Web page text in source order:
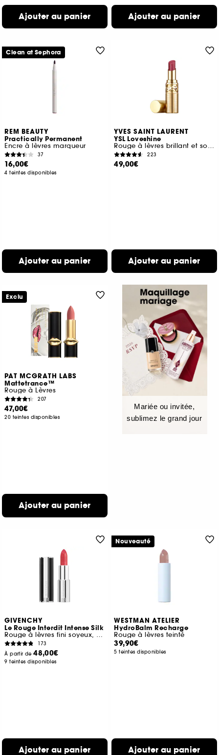
Ajouter au panier Ajouter au panier
REM BEAUTY
Practically Permanent
Encre à lèvres marqueur
37
16,00€
4 teintes disponibles
Ajouter au panier
Clean at Sephora
YVES SAINT LAURENT
YSL Loveshine
Rouge à lèvres brillant et soin Edition Limitée
223
49,00€
Ajouter au panier
PAT MCGRATH LABS
Mattetrance™
Rouge à Lèvres
207
47,00€
20 teintes disponibles
Ajouter au panier
Exclu
Mariée ou invitée,
sublimez le grand jour
GIVENCHY
Le Rouge Interdit Intense Silk
Rouge à lèvres fini soyeux, couleur lumineuse
173
À partir de48,00€
9 teintes disponibles
Ajouter au panier
WESTMAN ATELIER
HydroBalm Recharge
Rouge à lèvres teinté
39,90€
5 teintes disponibles
Ajouter au panier
Nouveauté